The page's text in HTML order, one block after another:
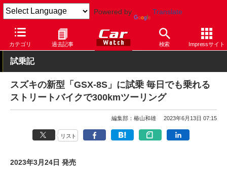
Powered by Translate
カテゴリ 過去記事 検索 Impressサイト
Car Watch モーターサイクル スズキ
試乗記
スズキの新型「GSX-8S」に試乗 毎日でも乗れる
ストリートバイクで300kmツーリング
編集部：椿山和雄 2023年6月13日 07:15
リスト
2023年3月24日 発売